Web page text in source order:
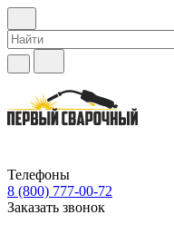
Телефоны
8 (800) 777-00-72
Заказать звонок